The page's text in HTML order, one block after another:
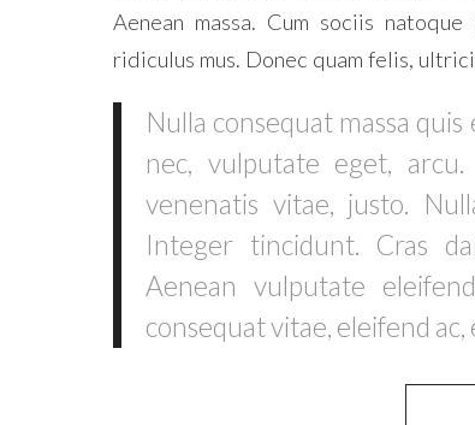
Aenean massa. Cum sociis
ridiculus mus. Donec quam felis,
Nulla consequat massa
nec, vulputate eget,
venenatis vitae, justo.
Integer tincidunt. Cras
Aenean vulputate
consequat vitae, eleifend ac,